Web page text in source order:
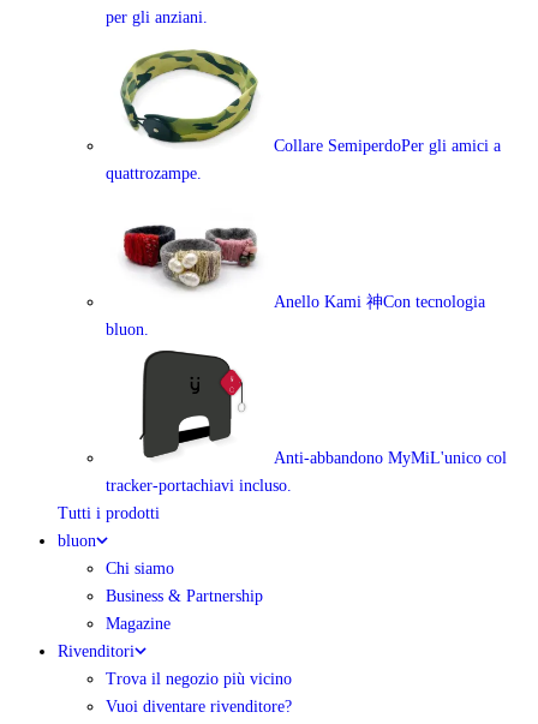
per gli anziani.
Collare SemiperdoPer gli amici a
quattrozampe.
Anello Kami 神Con tecnologia
bluon.
Anti-abbandono MyMiL'unico col
tracker-portachiavi incluso.
Tutti i prodotti
bluon
Chi siamo
Business & Partnership
Magazine
Rivenditori
Trova il negozio più vicino
Vuoi diventare rivenditore?